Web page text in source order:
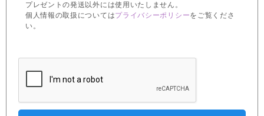
プレゼントの発送以外には使用いたしません。
個人情報の取扱についてはプライバシーポリシーをご覧くださ
い。